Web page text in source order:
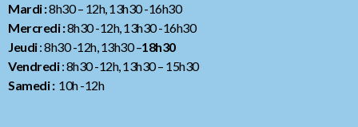
Mardi :8h30 – 12h, 13h30 -16h30
Mercredi :8h30 -12h, 13h30 -16h30
Jeudi: 8h30 -12h, 13h30 –18h30
Vendredi: 8h30 -12h, 13h30– 15h30
Samedi :10h -12h